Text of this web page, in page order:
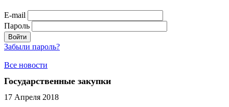
E-mail
Пароль
Войти
Забыли пароль?
Все новости
Государственные закупки
17 Апреля 2018